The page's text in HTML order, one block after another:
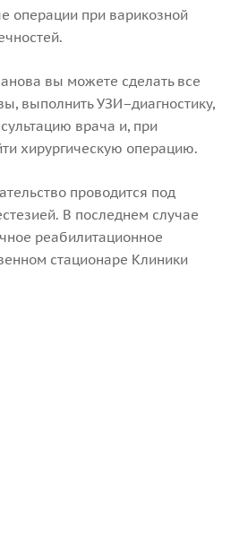
операции при варикозной
вы можете сделать все
выполнить УЗИ–диагностику,
врача и, при
хирургическую операцию.
проводится под
В последнем случае
реабилитационное
стационаре Клиники